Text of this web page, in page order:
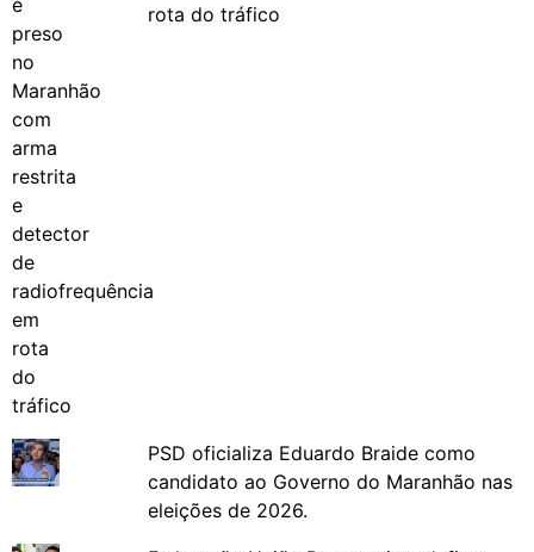
rota do tráfico
PSD oficializa Eduardo Braide como
candidato ao Governo do Maranhão nas
eleições de 2026.